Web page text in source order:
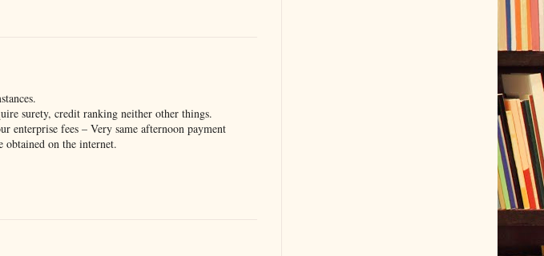
surety, credit ranking neither other things.
enterprise fees – Very same afternoon payment
obtained on the internet.